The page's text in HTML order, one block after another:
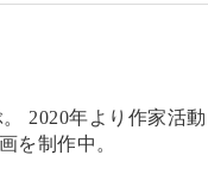
を制作中。